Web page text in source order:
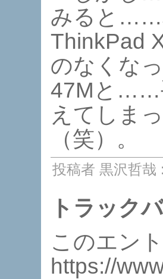
みると……
ThinkPad
のなくな
47Mと……
えてしま
（笑）。
投稿者 黒沢哲哉
トラック
このエン
https://